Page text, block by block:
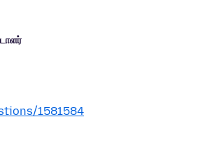
1581584